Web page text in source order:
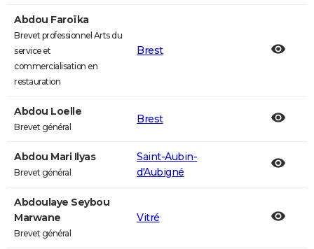
Abdou Faroïka
Brevet professionnel Arts du
service et
commercialisation en
restauration
Brest
Abdou Loelle
Brevet général
Brest
Abdou Mari Ilyas
Brevet général
Saint-Aubin-
d'Aubigné
Abdoulaye Seybou
Marwane
Brevet général
Vitré